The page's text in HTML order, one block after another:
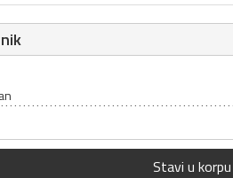
Stavi u